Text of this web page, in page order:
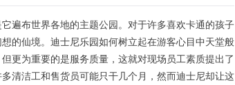
遍布世界各地的主题公园。对于许多喜欢卡通的孩子
的仙境。迪士尼乐园如何树立起在游客心目中天堂般
更为重要的是服务质量，这就对现场员工素质提出了
清洁工和售货员可能只干几个月，然而迪士尼却让这